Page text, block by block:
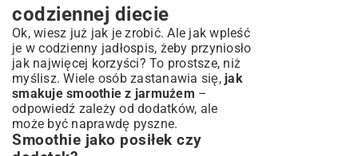
codziennej diecie
Ok, wiesz już jak je zrobić. Ale jak wpleść
je w codzienny jadłospis, żeby przyniosło
jak najwięcej korzyści? To prostsze, niż
myślisz. Wiele osób zastanawia się, jak
smakuje smoothie z jarmużem –
odpowiedź zależy od dodatków, ale
może być naprawdę pyszne.
Smoothie jako posiłek czy